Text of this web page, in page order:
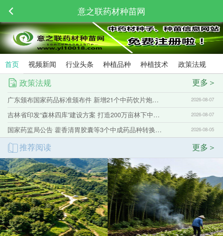
意之联药材种苗网
首页 视频新闻 行业头条 种植品种 种植技术 政策法规
政策法规 更多＞
广东颁布国家药品标准颁布件 新增21个中药饮片炮制规范 2026-08-07
吉林省印发“森林四库”建设方案 打造200万亩林下中药材基地 2026-08-07
国家药监局公告 藿香清胃胶囊等3个中成药品种转换为非处方药 2026-08-05
推荐阅读 更多＞